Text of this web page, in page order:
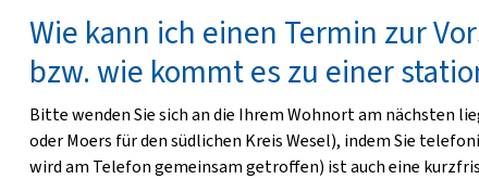
Wie kann ich einen Termin zur
bzw. wie kommt es zu einer
Bitte wenden Sie sich an die Ihrem Wohnort am nächsten
oder Moers für den südlichen Kreis Wesel), indem Sie
wird am Telefon gemeinsam getroffen) ist auch eine